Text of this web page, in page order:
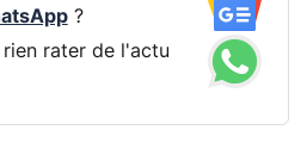
?
rater de l'actu